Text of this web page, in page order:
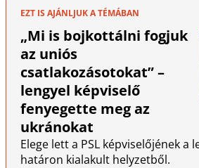
EZT IS AJÁNLJUK A TÉMÁBAN
„Mi is bojkottálni fogjuk
az uniós
csatlakozásotokat” –
lengyel képviselő
fenyegette meg az
ukránokat
Elege lett a PSL képviselőjének a
határon kialakult helyzetből.